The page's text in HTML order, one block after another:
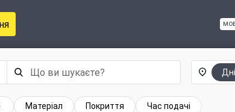
Матеріал Покриття Час подачі